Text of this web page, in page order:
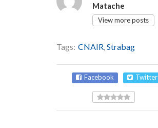
Matache
View more posts
Tags: CNAIR,Strabag
Facebook Twitter